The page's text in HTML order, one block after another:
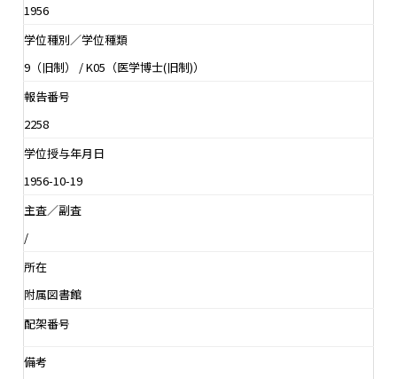
1956
学位種別／学位種類
9（旧制） / K05（医学博士(旧制)）
報告番号
2258
学位授与年月日
1956-10-19
主査／副査
/
所在
附属図書館
配架番号
備考